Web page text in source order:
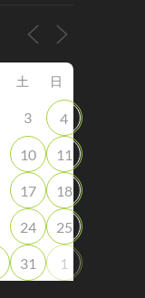
土 日
3 4
10 11
17 18
24 25
31 1